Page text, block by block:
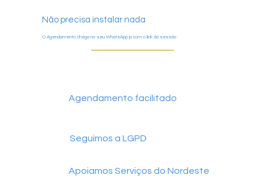
Não precisa instalar nada
O Agendamento chega no seu WhatsApp ja com o link da sessão
Agendamento facilitado
Seguimos a LGPD
Apoiamos Serviços do Nordeste